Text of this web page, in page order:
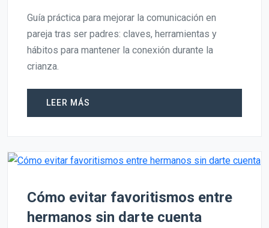
Guía práctica para mejorar la comunicación en
pareja tras ser padres: claves, herramientas y
hábitos para mantener la conexión durante la
crianza.
LEER MÁS
Cómo evitar favoritismos entre
hermanos sin darte cuenta